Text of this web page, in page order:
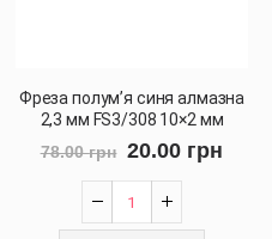
Фреза полум’я синя алмазна
2,3 мм FS3/308 10×2 мм
78.00грн 20.00 грн